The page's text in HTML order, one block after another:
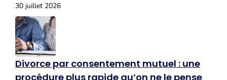
30 juillet 2026
Divorce par consentement mutuel : une
procédure plus rapide qu’on ne le pense